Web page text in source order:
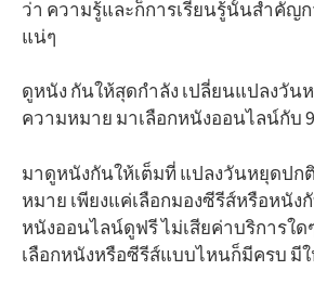
ว่า ความรู้และก็การเรียนรู้นั้นสำคัญ
แน่ๆ
ดูหนัง กันให้สุดกำลัง เปลี่ยนแปลงวั
ความหมาย มาเลือกหนังออนไลน์กับ
มาดูหนังกันให้เต็มที่ แปลงวันหยุดป
หมาย เพียงแค่เลือกมองซีรีส์หรือหนังกั
หนังออนไลน์ดูฟรี ไม่เสียค่าบริการใ
เลือกหนังหรือซีรีส์แบบไหนก็มีครบ มี